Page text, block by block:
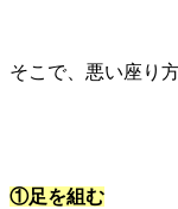
そこで、悪い座り
①足を組む